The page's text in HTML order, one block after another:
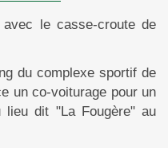
le casse-croute de
du complexe sportif de
un co-voiturage pour un
lieu dit "La Fougère" au